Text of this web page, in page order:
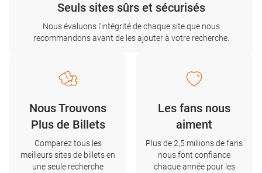
Seuls sites sûrs et sécurisés
Nous évaluons l'intégrité de chaque site que nous
recommandons avant de les ajouter à votre recherche.
Nous Trouvons
Plus de Billets
Comparez tous les
meilleurs sites de billets en
une seule recherche
Les fans nous
aiment
Plus de 2,5 millions de fans
nous font confiance
chaque année pour les